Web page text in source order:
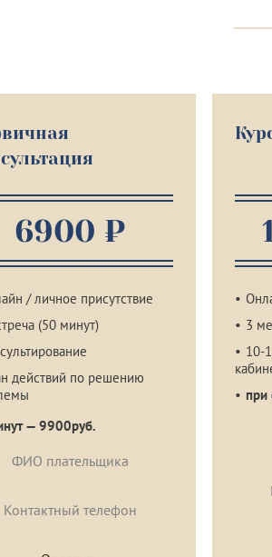
6900 ₽
/ личное присутствие
(50 минут)
действий по решению
— 9900руб.
3
10-
при